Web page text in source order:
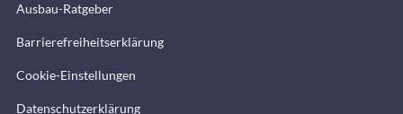
Ausbau-Ratgeber
Barrierefreiheitserklärung
Cookie-Einstellungen
Datenschutzerklärung